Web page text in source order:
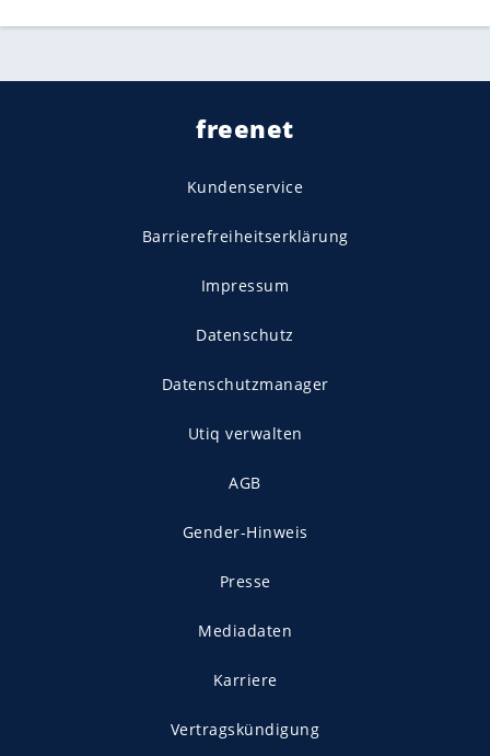
freenet
Kundenservice
Barrierefreiheitserklärung
Impressum
Datenschutz
Datenschutzmanager
Utiq verwalten
AGB
Gender-Hinweis
Presse
Mediadaten
Karriere
Vertragskündigung